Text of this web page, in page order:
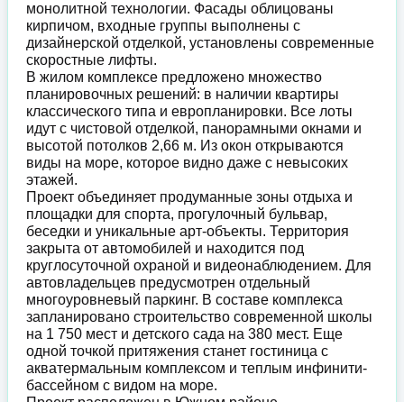
монолитной технологии. Фасады облицованы
кирпичом, входные группы выполнены с
дизайнерской отделкой, установлены современные
скоростные лифты.
В жилом комплексе предложено множество
планировочных решений: в наличии квартиры
классического типа и европланировки. Все лоты
идут с чистовой отделкой, панорамными окнами и
высотой потолков 2,66 м. Из окон открываются
виды на море, которое видно даже с невысоких
этажей.
Проект объединяет продуманные зоны отдыха и
площадки для спорта, прогулочный бульвар,
беседки и уникальные арт-объекты. Территория
закрыта от автомобилей и находится под
круглосуточной охраной и видеонаблюдением. Для
автовладельцев предусмотрен отдельный
многоуровневый паркинг. В составе комплекса
запланировано строительство современной школы
на 1 750 мест и детского сада на 380 мест. Еще
одной точкой притяжения станет гостиница с
акватермальным комплексом и теплым инфинити-
бассейном с видом на море.